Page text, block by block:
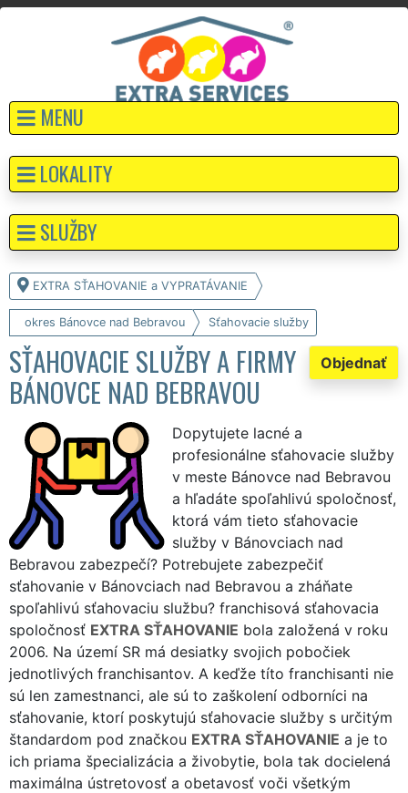
MENU
EXTRA SŤAHOVANIE a VYPRATÁVANIE
okres Bánovce nad Bebravou Sťahovacie služby
Objednať
SŤAHOVACIE SLUŽBY A FIRMY
BÁNOVCE NAD BEBRAVOU
Dopytujete lacné a
profesionálne sťahovacie služby
v meste Bánovce nad Bebravou
a hľadáte spoľahlivú spoločnosť,
ktorá vám tieto sťahovacie
služby v Bánovciach nad
Bebravou zabezpečí? Potrebujete zabezpečiť
sťahovanie v Bánovciach nad Bebravou a zháňate
spoľahlivú sťahovaciu službu? franchisová sťahovacia
spoločnosť EXTRA SŤAHOVANIE bola založená v roku
2006. Na území SR má desiatky svojich pobočiek
jednotlivých franchisantov. A keďže títo franchisanti nie
sú len zamestnanci, ale sú to zaškolení odborníci na
sťahovanie, ktorí poskytujú sťahovacie služby s určitým
štandardom pod značkou EXTRA SŤAHOVANIE a je to
ich priama špecializácia a živobytie, bola tak docielená
maximálna ústretovosť a obetavosť voči všetkým
LOKALITY
SLUŽBY